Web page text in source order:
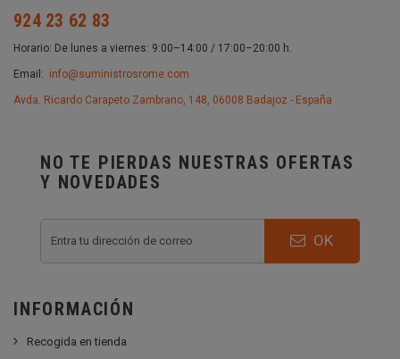
924 23 62 83
Horario: De lunes a viernes: 9:00–14:00 / 17:00–20:00 h.
Email: info@suministrosrome.com
Avda. Ricardo Carapeto Zambrano, 148, 06008 Badajoz - España
NO TE PIERDAS NUESTRAS OFERTAS
Y NOVEDADES
OK
INFORMACIÓN
Recogida en tienda